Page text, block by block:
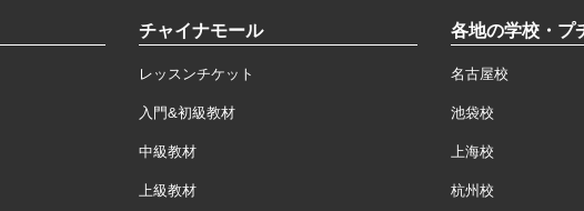
チャイナモール
レッスンチケット
入門&初級教材
中級教材
上級教材
各地の学校・プ
名古屋校
池袋校
上海校
杭州校